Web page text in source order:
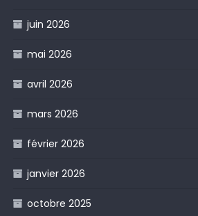
juin 2026
mai 2026
avril 2026
mars 2026
février 2026
janvier 2026
octobre 2025